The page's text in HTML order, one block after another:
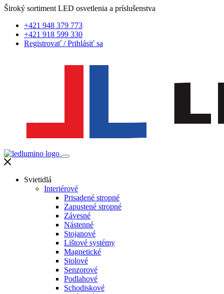
Široký sortiment LED osvetlenia a príslušenstva
+421 948 379 773
+421 918 599 330
Registrovať /Prihlásiť sa
Svietidlá
Interiérové
Prisadené stropné
Zapustené stropné
Závesné
Nástenné
Stojanové
Lištové systémy
Magnetické
Stolové
Senzorové
Podlahové
Schodiskové